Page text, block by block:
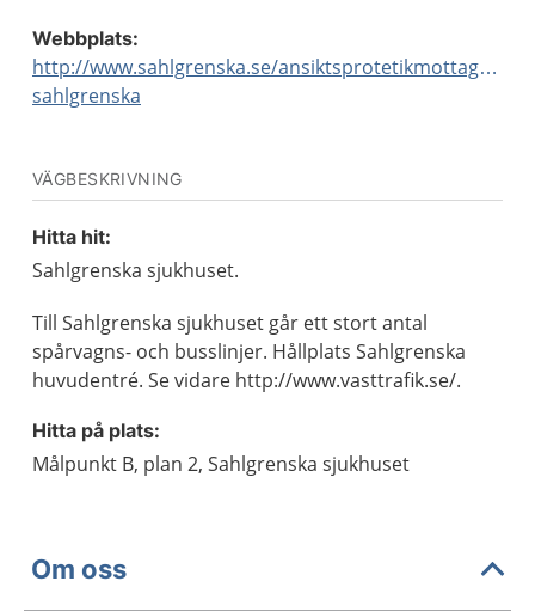
Webbplats:
http://www.sahlgrenska.se/ansiktsprotetikmottagning-
sahlgrenska
VÄGBESKRIVNING
Hitta hit:
Sahlgrenska sjukhuset.
Till Sahlgrenska sjukhuset går ett stort antal
spårvagns- och busslinjer. Hållplats Sahlgrenska
huvudentré. Se vidare http://www.vasttrafik.se/.
Hitta på plats:
Målpunkt B, plan 2, Sahlgrenska sjukhuset
Om oss